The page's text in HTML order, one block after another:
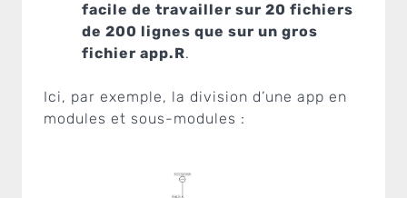
facile de travailler sur 20 fichiers
de 200 lignes que sur un gros
fichier app.R.
Ici, par exemple, la division d’une app en
modules et sous-modules :